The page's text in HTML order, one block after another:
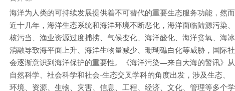
海洋为人类的可持续发展提供着不可替代的重要生态服务功能，然而
近十几年，海洋生态系统和海洋环境不断恶化，海洋面临陆源污染、
核污当、渔业资源过度捕捞、气候变化、海洋酸化、海洋贫氧、海冰
消融导致海平面上升、海洋生物量减少、珊瑚礁白化等威胁，国际社
会逐渐意识到海洋保护的重要性。《海洋污染—来自大海的警讯》从
自然科学、社会科学和社会-生态交叉学科的角度出发，涉及生态、
环境、资源、生物、灾害、信息、工程、经济、文化、管理等多个学